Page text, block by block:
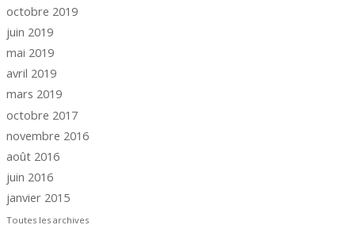
octobre 2019
juin 2019
mai 2019
avril 2019
mars 2019
octobre 2017
novembre 2016
août 2016
juin 2016
janvier 2015
Toutes les archives